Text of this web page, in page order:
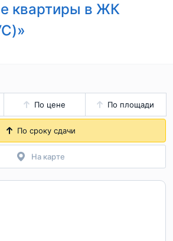
квартиры в ЖК
По цене По площади
По сроку сдачи
На карте